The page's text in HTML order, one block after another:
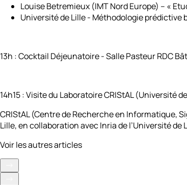
Louise Betremieux (IMT Nord Europe) – «
Université de Lille - Méthodologie
13h : Cocktail Déjeunatoire -Salle Pasteur RDC
14h15 : Visite du Laboratoire CRIStAL (Université
CRIStAL (Centre de Recherche en Informatique,
Lille, en collaboration avec Inria de l’Université
Voir les autres articles